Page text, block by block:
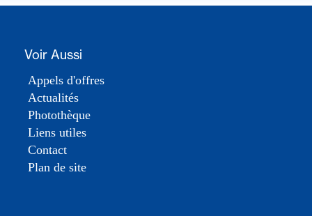
Voir Aussi
Appels d'offres
Actualités
Photothèque
Liens utiles
Contact
Plan de site